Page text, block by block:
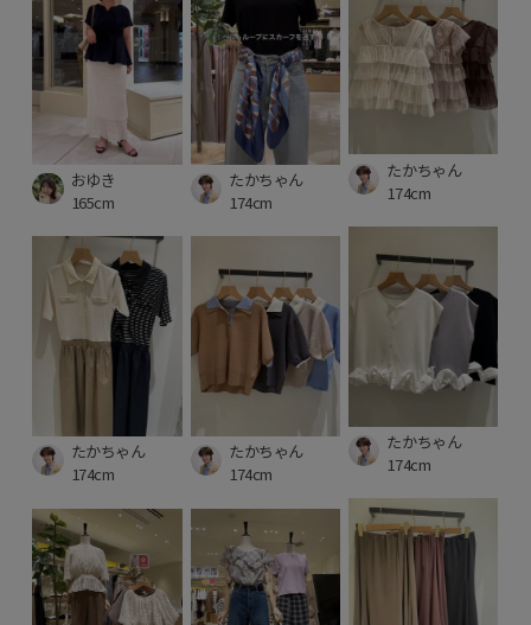
おゆき
165cm
たかちゃん
174cm
たかちゃん
174cm
たかちゃん
174cm
たかちゃん
174cm
たかちゃん
174cm